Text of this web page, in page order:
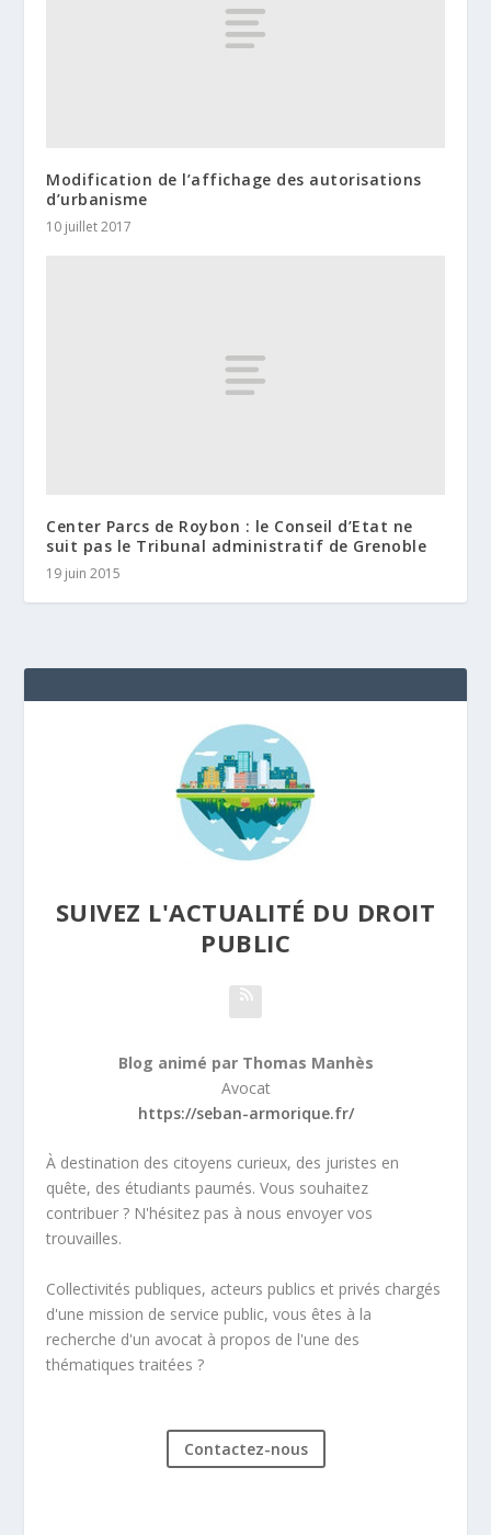
Modification de l’affichage des autorisations
d’urbanisme
10 juillet 2017
Center Parcs de Roybon : le Conseil d’Etat ne
suit pas le Tribunal administratif de Grenoble
19 juin 2015
SUIVEZ L'ACTUALITÉ DU DROIT
PUBLIC
Blog animé par Thomas Manhès
Avocat
https://seban-armorique.fr/
À destination des citoyens curieux, des juristes en
quête, des étudiants paumés. Vous souhaitez
contribuer ? N'hésitez pas à nous envoyer vos
trouvailles.
Collectivités publiques, acteurs publics et privés chargés
d'une mission de service public, vous êtes à la
recherche d'un avocat à propos de l'une des
thématiques traitées ?
Contactez-nous